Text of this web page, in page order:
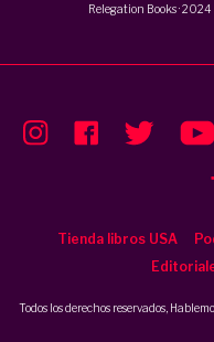
Relegation Books·2024
Tienda libros USA
Todos los derechos reservados,